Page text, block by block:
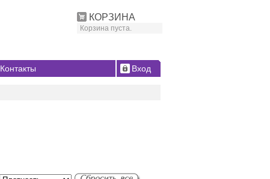
КОРЗИНА
Корзина пуста.
Контакты Вход